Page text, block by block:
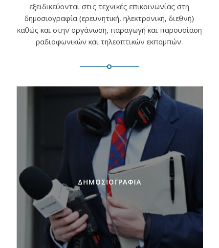
εξειδικεύονται στις τεχνικές επικοινωνίας στη
δημοσιογραφία (ερευνητική, ηλεκτρονική, διεθνή)
καθώς και στην οργάνωση, παραγωγή και παρουσίαση
ραδιοφωνικών και τηλεοπτικών εκπομπών.
ΔΗΜΟΣΙΟΓΡΑΦΊΑ